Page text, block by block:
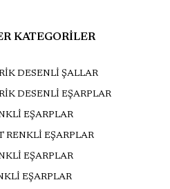
KATEGORİLER
DESENLİ ŞALLAR
DESENLİ EŞARPLAR
EŞARPLAR
RENKLİ EŞARPLAR
EŞARPLAR
EŞARPLAR